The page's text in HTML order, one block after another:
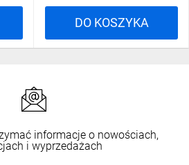
DO KOSZYKA
informacje o nowościach,
i wyprzedażach